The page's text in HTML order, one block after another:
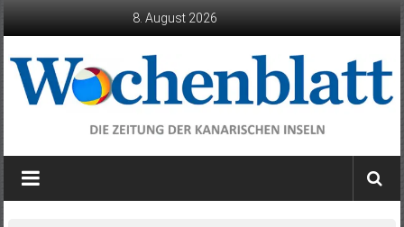
8. August 2026
Wochenblatt
die